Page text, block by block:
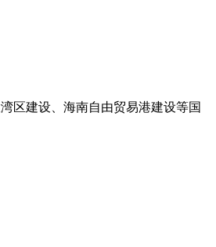
区建设、海南自由贸易港建设等国